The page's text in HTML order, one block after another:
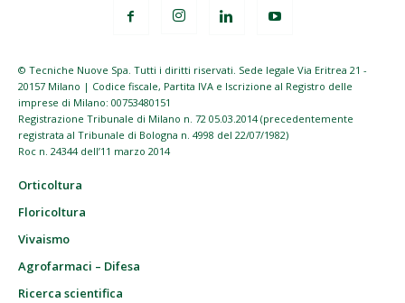
© Tecniche Nuove Spa. Tutti i diritti riservati. Sede legale Via Eritrea 21 -
20157 Milano | Codice fiscale, Partita IVA e Iscrizione al Registro delle
imprese di Milano: 00753480151
Registrazione Tribunale di Milano n. 72 05.03.2014 (precedentemente
registrata al Tribunale di Bologna n. 4998 del 22/07/1982)
Roc n. 24344 dell’11 marzo 2014
Orticoltura
Floricoltura
Vivaismo
Agrofarmaci – Difesa
Ricerca scientifica